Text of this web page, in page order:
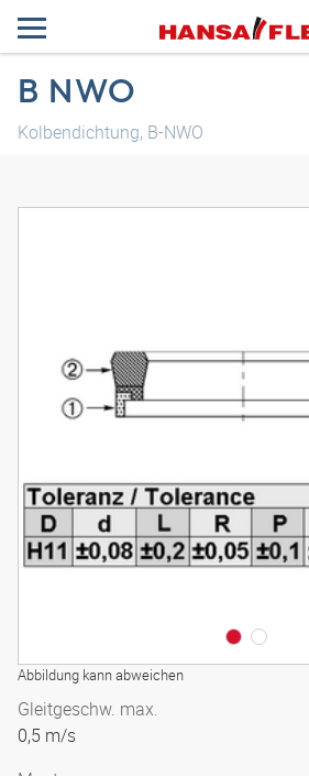
B NWO
Kolbendichtung, B-NWO
Abbildung kann abweichen
Gleitgeschw. max.
0,5 m/s